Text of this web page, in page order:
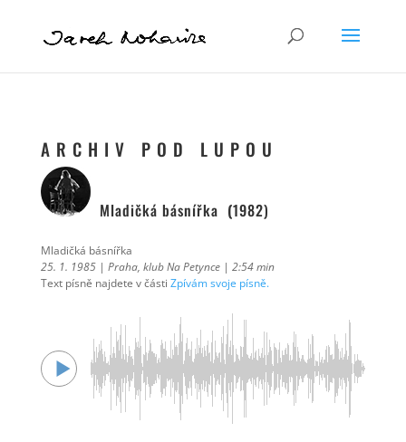
A R C H I V P O D L U P O U
Mladičká básnířka (1982)
Mladičká básnířka
25. 1. 1985 | Praha, klub Na Petynce | 2:54 min
Text písně najdete v části Zpívám svoje písně.